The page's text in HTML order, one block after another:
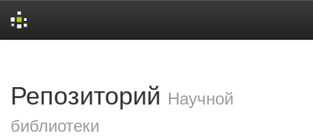
Репозиторий Научной
библиотеки